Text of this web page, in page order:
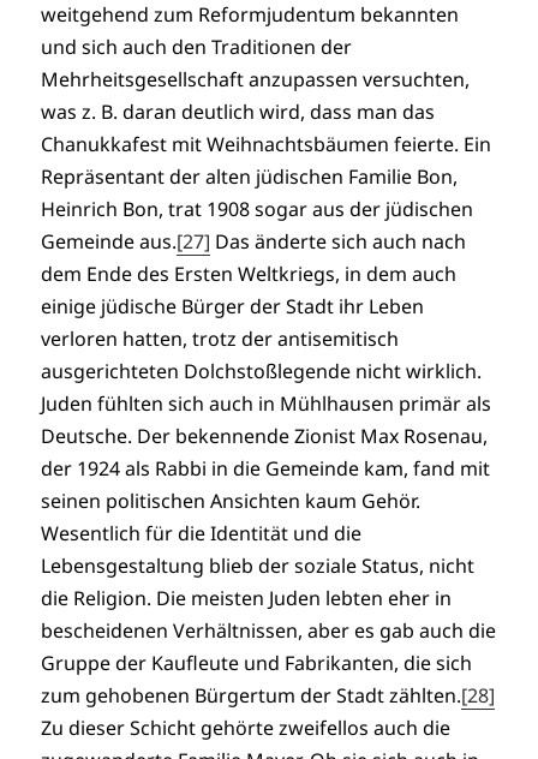
weitgehend zum Reformjudentum bekannten
und sich auch den Traditionen der
Mehrheitsgesellschaft anzupassen versuchten,
was z. B. daran deutlich wird, dass man das
Chanukkafest mit Weihnachtsbäumen feierte. Ein
Repräsentant der alten jüdischen Familie Bon,
Heinrich Bon, trat 1908 sogar aus der jüdischen
Gemeinde aus.[27] Das änderte sich auch nach
dem Ende des Ersten Weltkriegs, in dem auch
einige jüdische Bürger der Stadt ihr Leben
verloren hatten, trotz der antisemitisch
ausgerichteten Dolchstoßlegende nicht wirklich.
Juden fühlten sich auch in Mühlhausen primär als
Deutsche. Der bekennende Zionist Max Rosenau,
der 1924 als Rabbi in die Gemeinde kam, fand mit
seinen politischen Ansichten kaum Gehör.
Wesentlich für die Identität und die
Lebensgestaltung blieb der soziale Status, nicht
die Religion. Die meisten Juden lebten eher in
bescheidenen Verhältnissen, aber es gab auch die
Gruppe der Kaufleute und Fabrikanten, die sich
zum gehobenen Bürgertum der Stadt zählten.[28]
Zu dieser Schicht gehörte zweifellos auch die